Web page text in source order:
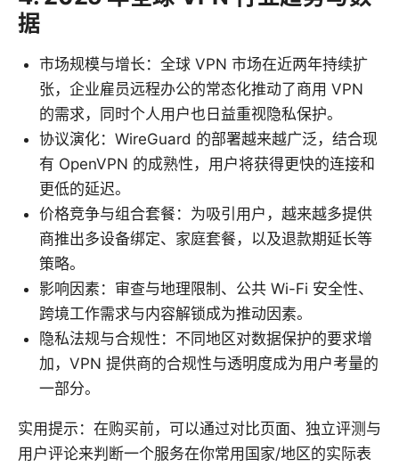
据
市场规模与增长：全球 VPN 市场在近两年持续扩
张，企业雇员远程办公的常态化推动了商用 VPN
的需求，同时个人用户也日益重视隐私保护。
协议演化：WireGuard 的部署越来越广泛，结合现
有 OpenVPN 的成熟性，用户将获得更快的连接和
更低的延迟。
价格竞争与组合套餐：为吸引用户，越来越多提供
商推出多设备绑定、家庭套餐，以及退款期延长等
策略。
影响因素：审查与地理限制、公共 Wi-Fi 安全性、
跨境工作需求与内容解锁成为推动因素。
隐私法规与合规性：不同地区对数据保护的要求增
加，VPN 提供商的合规性与透明度成为用户考量的
一部分。
实用提示：在购买前，可以通过对比页面、独立评测与
用户评论来判断一个服务在你常用国家/地区的实际表